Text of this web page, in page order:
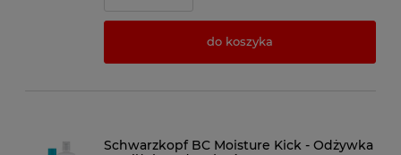
do koszyka
Schwarzkopf BC Moisture Kick - Odżywka